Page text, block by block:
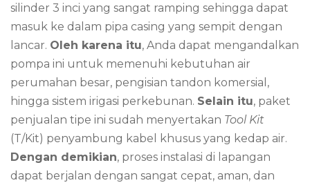
silinder 3 inci yang sangat ramping sehingga dapat
masuk ke dalam pipa casing yang sempit dengan
lancar. Oleh karena itu, Anda dapat mengandalkan
pompa ini untuk memenuhi kebutuhan air
perumahan besar, pengisian tandon komersial,
hingga sistem irigasi perkebunan. Selain itu, paket
penjualan tipe ini sudah menyertakan Tool Kit
(T/Kit) penyambung kabel khusus yang kedap air.
Dengan demikian, proses instalasi di lapangan
dapat berjalan dengan sangat cepat, aman, dan